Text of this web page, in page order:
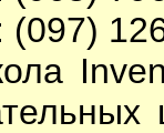
(097)